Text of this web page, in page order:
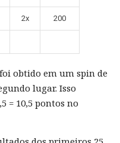
2x 200
obtido em um spin de
lugar. Isso
= 10,5 pontos no